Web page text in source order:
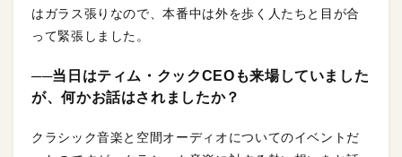
はガラス張りなので、本番中は外を歩く人たちと目が合
って緊張しました。
──当日はティム・クックCEOも来場していました
が、何かお話はされましたか？
クラシック音楽と空間オーディオについてのイベントだ